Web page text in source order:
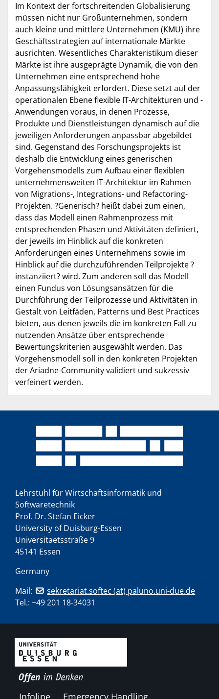
Im Kontext der fortschreitenden Globalisierung
müssen nicht nur Großunternehmen, sondern
auch kleine und mittlere Unternehmen (KMU) ihre
Geschäftsstrategien auf internationale Märkte
ausrichten. Wesentliches Charakteristikum dieser
Märkte ist ihre ausgeprägte Dynamik, die von den
Unternehmen eine entsprechend hohe
Anpassungsfähigkeit erfordert. Diese setzt auf der
operationalen Ebene flexible IT-Architekturen und -
Anwendungen voraus, in denen Prozesse,
Produkte und Dienstleistungen dynamisch auf die
jeweiligen Anforderungen anpassbar abgebildet
sind. Gegenstand des Forschungsprojekts ist
deshalb die Entwicklung eines generischen
Vorgehensmodells zum Aufbau einer flexiblen
unternehmensweiten IT-Architektur im Rahmen
von Migrations-, Integrations- und Refactoring-
Projekten. ?Generisch? heißt dabei zum einen,
dass das Modell einen Rahmenprozess mit
entsprechenden Phasen und Aktivitäten definiert,
der jeweils im Hinblick auf die konkreten
Anforderungen eines Unternehmens sowie im
Hinblick auf die durchzuführenden Teilprojekte ?
instanziiert? wird. Zum anderen soll das Modell
einen Fundus von Lösungsansätzen für die
Durchführung der Teilprozesse und Aktivitäten in
Gestalt von Leitfäden, Patterns und Best Practices
bieten, aus denen jeweils die im konkreten Fall zu
nutzenden Ansätze über entsprechende
Bewertungskriterien ausgewählt werden. Das
Vorgehensmodell soll in den konkreten Projekten
der Ariadne-Community validiert und sukzessiv
verfeinert werden.
Lehrstuhl für Wirtschaftsinformatik und
Softwaretechnik
Prof. Dr. Stefan Eicker
University of Duisburg-Essen
Universitaetsstraße 9
45141 Essen
Germany
Mail:
sekretariat.softec (at) paluno.uni-due.de
Tel.: +49 201 18-34031
Infoline Emergency Handling